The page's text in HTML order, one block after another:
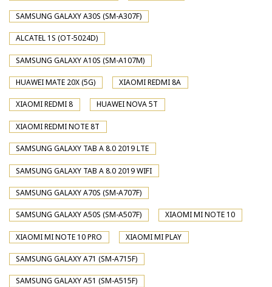
SAMSUNG GALAXY A30S (SM-A307F)
ALCATEL 1S (OT-5024D)
SAMSUNG GALAXY A10S (SM-A107M)
HUAWEI MATE 20X (5G) XIAOMI REDMI 8A
XIAOMI REDMI 8 HUAWEI NOVA 5T
XIAOMI REDMI NOTE 8T
SAMSUNG GALAXY TAB A 8.0 2019 LTE
SAMSUNG GALAXY TAB A 8.0 2019 WIFI
SAMSUNG GALAXY A70S (SM-A707F)
SAMSUNG GALAXY A50S (SM-A507F) XIAOMI MI NOTE 10
XIAOMI MI NOTE 10 PRO XIAOMI MI PLAY
SAMSUNG GALAXY A71 (SM-A715F)
SAMSUNG GALAXY A51 (SM-A515F)